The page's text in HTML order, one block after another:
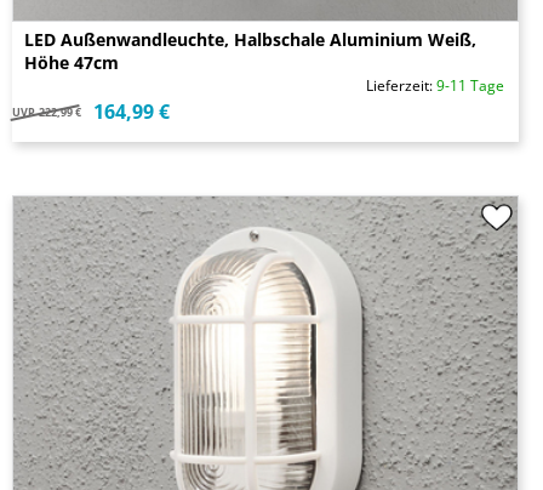
LED Außenwandleuchte, Halbschale Aluminium Weiß,
Höhe 47cm
Lieferzeit:9-11 Tage
UVP 222,99 € 164,99 €